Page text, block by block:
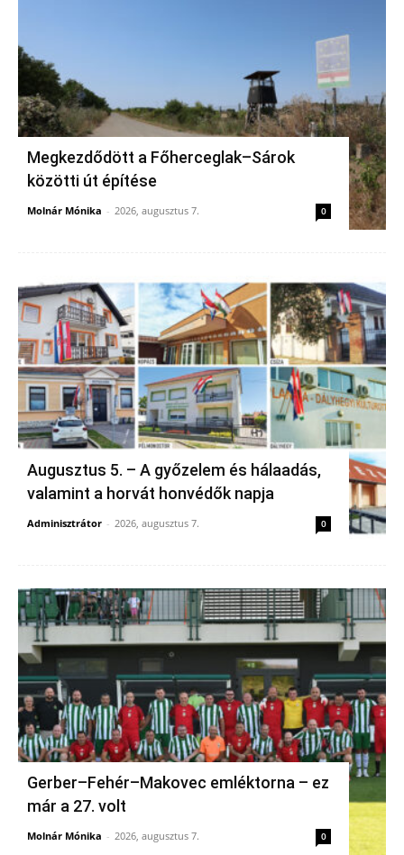
Megkezdődött a Főherceglak–Sárok
közötti út építése
Molnár Mónika - 2026, augusztus 7. 0
Augusztus 5. – A győzelem és hálaadás,
valamint a horvát honvédők napja
Adminisztrátor - 2026, augusztus 7. 0
Gerber–Fehér–Makovec emléktorna – ez
már a 27. volt
Molnár Mónika - 2026, augusztus 7. 0